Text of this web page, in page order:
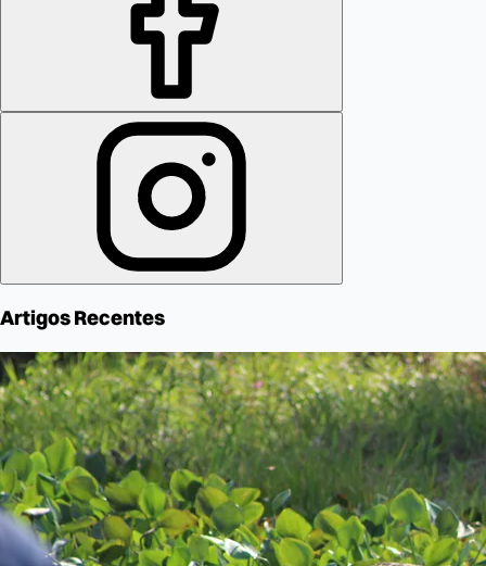
Artigos Recentes